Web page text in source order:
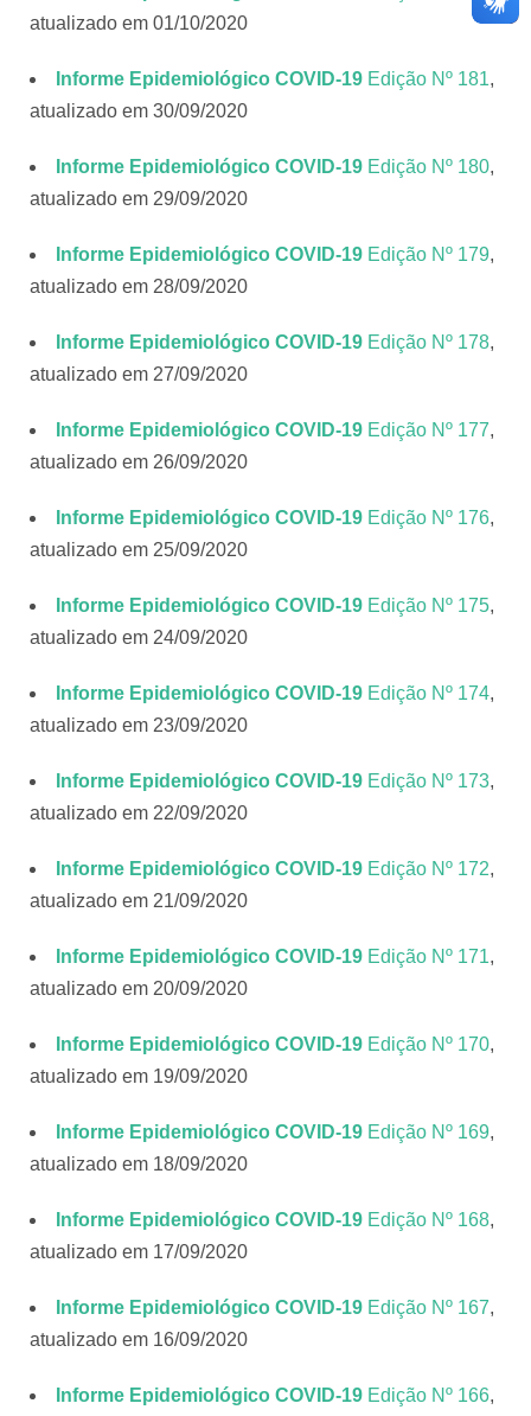
atualizado em 01/10/2020
Informe Epidemiológico COVID-19 Edição Nº 181,
atualizado em 30/09/2020
Informe Epidemiológico COVID-19 Edição Nº 180,
atualizado em 29/09/2020
Informe Epidemiológico COVID-19 Edição Nº 179,
atualizado em 28/09/2020
Informe Epidemiológico COVID-19 Edição Nº 178,
atualizado em 27/09/2020
Informe Epidemiológico COVID-19 Edição Nº 177,
atualizado em 26/09/2020
Informe Epidemiológico COVID-19 Edição Nº 176,
atualizado em 25/09/2020
Informe Epidemiológico COVID-19 Edição Nº 175,
atualizado em 24/09/2020
Informe Epidemiológico COVID-19 Edição Nº 174,
atualizado em 23/09/2020
Informe Epidemiológico COVID-19 Edição Nº 173,
atualizado em 22/09/2020
Informe Epidemiológico COVID-19 Edição Nº 172,
atualizado em 21/09/2020
Informe Epidemiológico COVID-19 Edição Nº 171,
atualizado em 20/09/2020
Informe Epidemiológico COVID-19 Edição Nº 170,
atualizado em 19/09/2020
Informe Epidemiológico COVID-19 Edição Nº 169,
atualizado em 18/09/2020
Informe Epidemiológico COVID-19 Edição Nº 168,
atualizado em 17/09/2020
Informe Epidemiológico COVID-19 Edição Nº 167,
atualizado em 16/09/2020
Informe Epidemiológico COVID-19 Edição Nº 166,